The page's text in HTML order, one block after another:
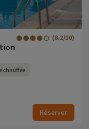
(8.2/10)
chauffée
Réserver